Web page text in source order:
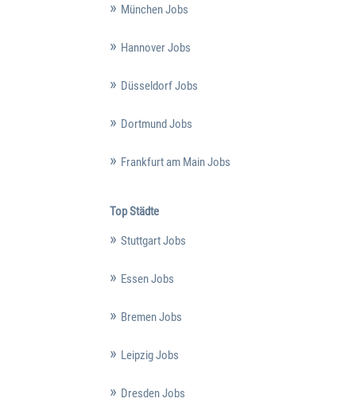
München Jobs
Hannover Jobs
Düsseldorf Jobs
Dortmund Jobs
Frankfurt am Main Jobs
Top Städte
Stuttgart Jobs
Essen Jobs
Bremen Jobs
Leipzig Jobs
Dresden Jobs